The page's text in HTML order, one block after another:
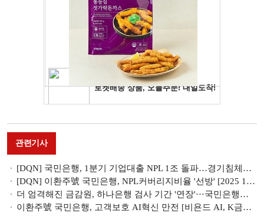
관련기사
[DQN] 국민은행, 1분기 기업대출 NPL 1조 돌파…경기침체에 중기·자영업 위기
[DQN] 이환주號 국민은행, NPL커버리지비율 '선방' [2025 1분기 리그테이블]
더 엄격해진 금감원, 하나은행 검사 기간 '연장'···국민은행도 검사 착수 [은행은 지금]
이환주號 국민은행, 고객보호 AI혁신 만전 [비욘드 AI, K금융의 미래]